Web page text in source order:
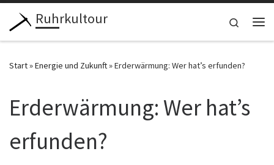
Zum Inhalt springen
Ruhrkultour
Search
Start»Energie und Zukunft»Erderwärmung: Wer hat’s erfunden?
Erderwärmung: Wer hat’s
erfunden?